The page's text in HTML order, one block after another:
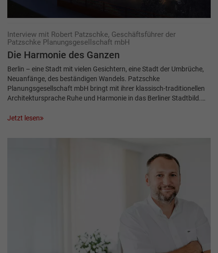
Interview mit Robert Patzschke, Geschäftsführer der
Patzschke Planungsgesellschaft mbH
Die Harmonie des Ganzen
Berlin – eine Stadt mit vielen Gesichtern, eine Stadt der Umbrüche,
Neuanfänge, des beständigen Wandels. Patzschke
Planungsgesellschaft mbH bringt mit ihrer klassisch-traditionellen
Architektursprache Ruhe und Harmonie in das Berliner Stadtbild.…
Jetzt lesen